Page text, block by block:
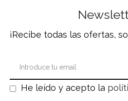
¡Recibe todas las ofertas,
He leído y acepto la